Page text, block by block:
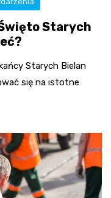
Starych
Starych Bielan
się na istotne